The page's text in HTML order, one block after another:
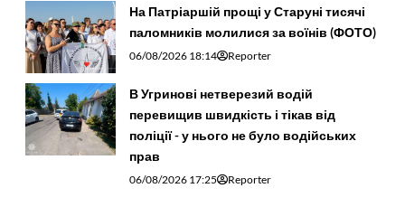
На Патріаршій прощі у Старуні тисячі
паломників молилися за воїнів (ФОТО)
06/08/2026 18:14 Reporter
В Угринові нетверезий водій
перевищив швидкість і тікав від
поліції - у нього не було водійських
прав
06/08/2026 17:25 Reporter